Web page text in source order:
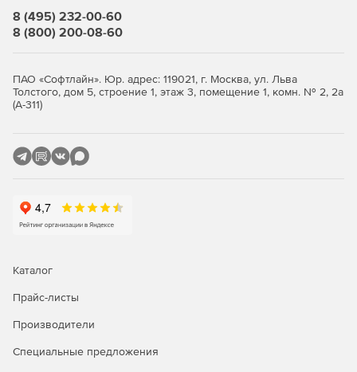
8 (495) 232-00-60
8 (800) 200-08-60
ПАО «Софтлайн». Юр. адрес: 119021, г. Москва, ул. Льва
Толстого, дом 5, строение 1, этаж 3, помещение 1, комн. № 2, 2а
(А-311)
Каталог
Прайс-листы
Производители
Специальные предложения